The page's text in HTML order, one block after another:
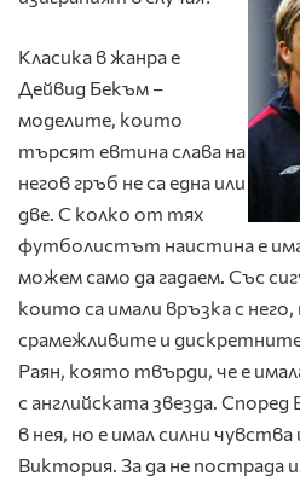
Класика в жанра е
Дейвид Бекъм –
моделите, които
търсят евтина слава на
негов гръб не са една или
две. С колко от тях
футболистът наистина е
можем само да гадаем. Със
които са имали връзка с
срамежливите и
Раян, която твърди, че е
с английската звезда.
в нея, но е имал силни
Виктория. За да не пострада